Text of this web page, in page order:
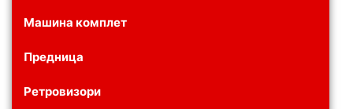
Машина комплет
Предница
Ретровизори